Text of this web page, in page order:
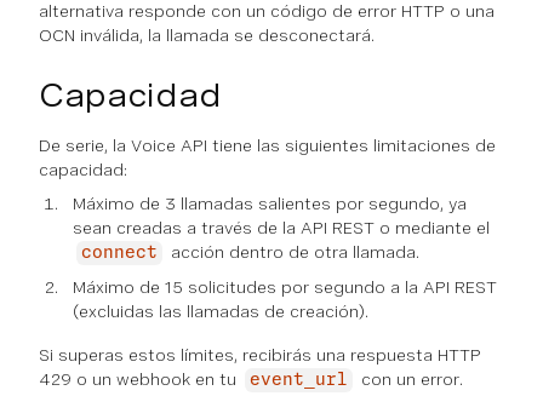
alternativa responde con un código de error HTTP o una
OCN inválida, la llamada se desconectará.
Capacidad
De serie, la Voice API tiene las siguientes limitaciones de
capacidad:
Máximo de 3 llamadas salientes por segundo, ya
sean creadas a través de la API REST o mediante el
connect
acción dentro de otra llamada.
Máximo de 15 solicitudes por segundo a la API REST
(excluidas las llamadas de creación).
Si superas estos límites, recibirás una respuesta HTTP
429 o un webhook en tu
event_url con un error.